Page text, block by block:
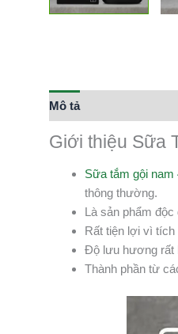
Mô tả
Giới thiệu Sữa
Sữa tắm gội
thông thường.
Là sản phẩm
Rất tiện lợi vì
Độ lưu hương rất
Thành phần từ